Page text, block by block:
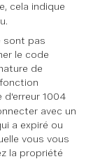
cela indique
sont pas
le code
de
d'erreur 1004
avec un
a expiré ou
vous vous
la propriété